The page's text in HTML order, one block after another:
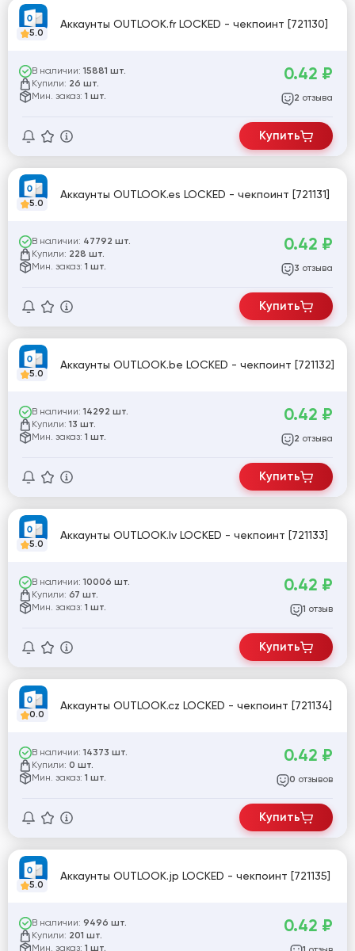
5.0
Аккаунты OUTLOOK.fr LOCKED - чекпоинт [721130]
В наличии: 15881 шт.
Купили: 26 шт.
Мин. заказ: 1 шт.
0.42 ₽
2 отзыва
Купить
5.0
Аккаунты OUTLOOK.es LOCKED - чекпоинт [721131]
В наличии: 47792 шт.
Купили: 228 шт.
Мин. заказ: 1 шт.
0.42 ₽
3 отзыва
Купить
5.0
Аккаунты OUTLOOK.be LOCKED - чекпоинт [721132]
В наличии: 14292 шт.
Купили: 13 шт.
Мин. заказ: 1 шт.
0.42 ₽
2 отзыва
Купить
5.0
Аккаунты OUTLOOK.lv LOCKED - чекпоинт [721133]
В наличии: 10006 шт.
Купили: 67 шт.
Мин. заказ: 1 шт.
0.42 ₽
1 отзыв
Купить
0.0
Аккаунты OUTLOOK.cz LOCKED - чекпоинт [721134]
В наличии: 14373 шт.
Купили: 0 шт.
Мин. заказ: 1 шт.
0.42 ₽
0 отзывов
Купить
5.0
Аккаунты OUTLOOK.jp LOCKED - чекпоинт [721135]
В наличии: 9496 шт.
Купили: 201 шт.
Мин. заказ: 1 шт.
0.42 ₽